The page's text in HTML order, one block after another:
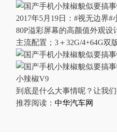
2017年5月19日：#视无边界
80P溢彩屏幕的高颜值外观设
主流配置；3＋32G/4+64G双
小辣椒V9
到底是什么大事情呢？让我
推荐阅读： 中华汽车网